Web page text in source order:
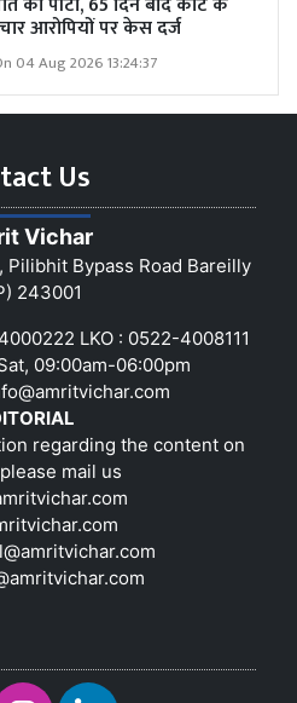
आरोपियों पर केस दर्ज
04 Aug 2026 13:24:37
Us
Vichar
Pilibhit Bypass Road Bareilly
243001
LKO : 0522-4008111
09:00am-06:00pm
regarding the content on
mail us